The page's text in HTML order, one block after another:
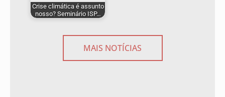
Crise climática é assunto
nosso? Seminário ISP…
MAIS NOTÍCIAS